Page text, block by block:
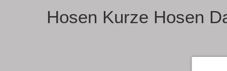
Hosen Kurze Hosen